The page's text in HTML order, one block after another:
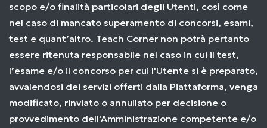
scopo e/o finalità particolari degli Utenti, così come
nel caso di mancato superamento di concorsi, esami,
test e quant’altro. Teach Corner non potrà pertanto
essere ritenuta responsabile nel caso in cui il test,
l’esame e/o il concorso per cui l'Utente si è preparato,
avvalendosi dei servizi offerti dalla Piattaforma, venga
modificato, rinviato o annullato per decisione o
provvedimento dell'Amministrazione competente e/o